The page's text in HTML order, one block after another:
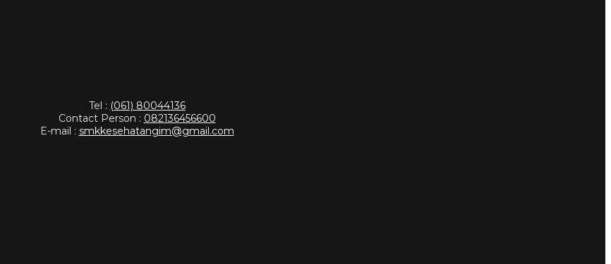
Tel : (061) 80044136
Contact Person : 082136456600
E-mail : smkkesehatangim@gmail.com